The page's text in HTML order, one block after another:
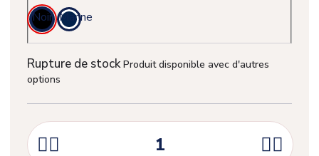
Noir Marine
Rupture de stock Produit disponible avec d'autres
options
 